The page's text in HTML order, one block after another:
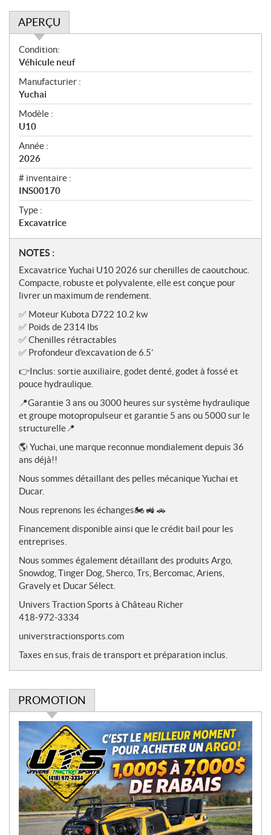
APERÇU
A
p
e
r
ç
u
Condition:
Véhicule neuf
Manufacturier :
Yuchai
Modèle :
U10
Année :
2026
# inventaire :
INS00170
Type :
Excavatrice
N
o
t
e
NOTES :
Excavatrice Yuchai U10 2026 sur chenilles de caoutchouc.
Compacte, robuste et polyvalente, elle est conçue pour
livrer un maximum de rendement.
✅ Moteur Kubota D722 10.2 kw
✅ Poids de 2314 lbs
✅ Chenilles rétractables
✅ Profondeur d’excavation de 6.5’
👉Inclus: sortie auxiliaire, godet denté, godet à fossé et
pouce hydraulique.
📍Garantie 3 ans ou 3000 heures sur système hydraulique
et groupe motopropulseur et garantie 5 ans ou 5000 sur le
structurelle📍
🌎 Yuchai, une marque reconnue mondialement depuis 36
ans déjà!!
Nous sommes détaillant des pelles mécanique Yuchai et
Ducar.
Nous reprenons les échanges🏍️ 🚜 🚗
Financement disponible ainsi que le crédit bail pour les
entreprises.
Nous sommes également détaillant des produits Argo,
Snowdog, Tinger Dog, Sherco, Trs, Bercomac, Ariens,
Gravely et Ducar Sélect.
Univers Traction Sports à Château Richer
418-972-3334
universtractionsports.com
Taxes en sus, frais de transport et préparation inclus.
PROMOTION
P
r
o
m
t
i
o